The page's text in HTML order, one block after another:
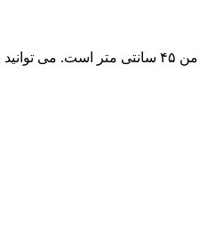
دامن تور سکسی بنفش سیر دارای بند تریکویی قابل تنظیم می باشد. قد دامن در